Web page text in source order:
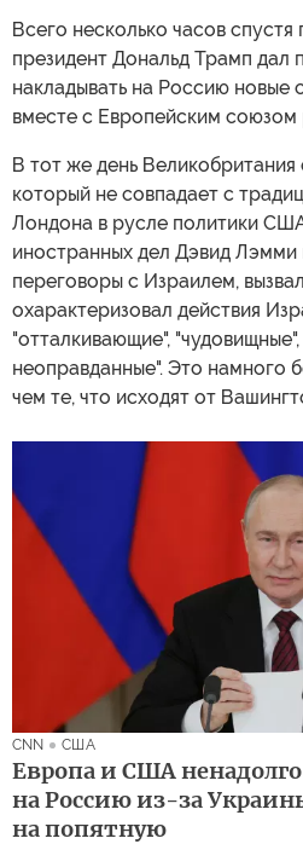
Всего несколько часов спустя
президент Дональд Трамп дал
накладывать на Россию новые
вместе с Европейским союзом
В тот же день
который не совпадает с
Лондона в русле политики
иностранных дел Дэвид
переговоры с Израилем,
охарактеризовал действия
"отталкивающие",
неоправданные". Это намного
чем те, что исходят от
CNN США
Европа и США
на Россию из-за
на попятную